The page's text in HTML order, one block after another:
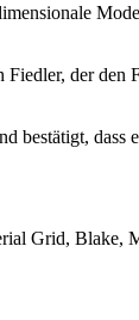
der
bestätigt,
Grid,